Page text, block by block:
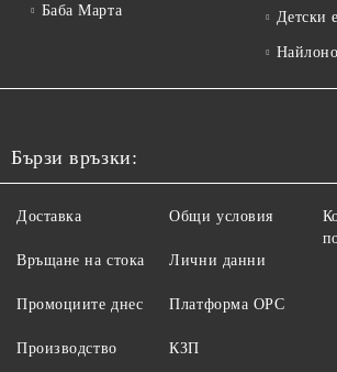
Баба Марта Детски
Бързи връзки:
Доставка
Връщане на стока
Промоциите днес
Производство
Общи условия
Лични данни
Платформа ОРС
КЗП